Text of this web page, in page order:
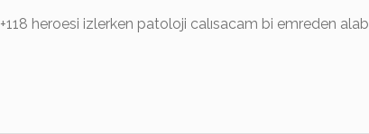
+118 heroesi izlerken patoloji calısacam bi emreden